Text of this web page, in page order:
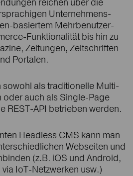
reichen über die
Unternehmens-
basiertem Mehrbenutzer-
Funktionalität bis hin zu
Zeitungen, Zeitschriften
Portalen.
sowohl als traditionelle Multi-
oder auch als Single-Page
REST-API betrieben werden.
Headless CMS kann man
Webseiten und
(z.B. iOS und Android,
IoT-Netzwerken usw.)